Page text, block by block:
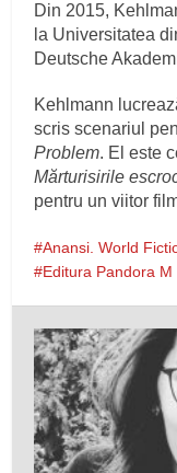
Din 2015,
la Universitatea
Deutsche
Kehlmann
scris scenariul
Problem. El este
Mărturisirile
pentru un viitor
Anansi. World
Editura Pandora M